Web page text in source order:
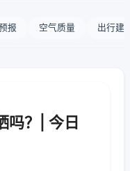
报 空气质量 出行建
吗？| 今日